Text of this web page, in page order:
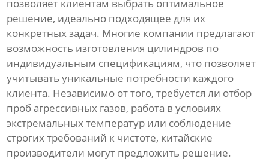
позволяет клиентам выбрать оптимальное
решение, идеально подходящее для их
конкретных задач. Многие компании предлагают
возможность изготовления цилиндров по
индивидуальным спецификациям, что позволяет
учитывать уникальные потребности каждого
клиента. Независимо от того, требуется ли отбор
проб агрессивных газов, работа в условиях
экстремальных температур или соблюдение
строгих требований к чистоте, китайские
производители могут предложить решение.